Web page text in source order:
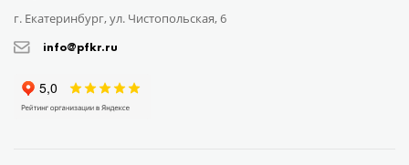
г. Екатеринбург, ул. Чистопольская, 6
info@pfkr.ru